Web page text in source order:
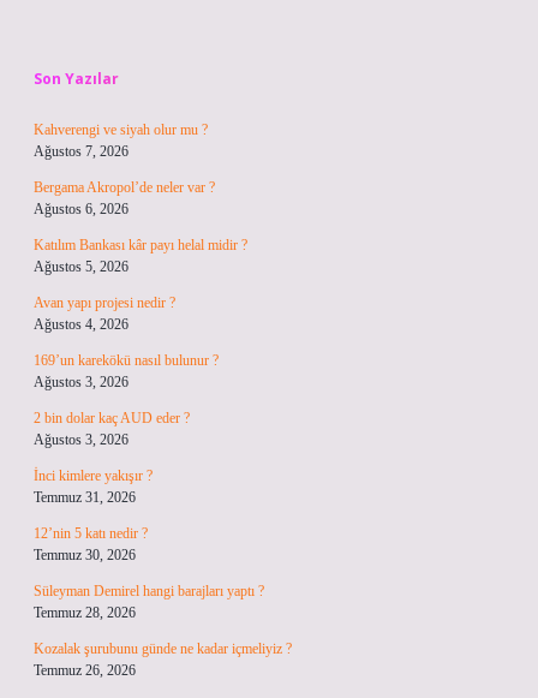
Son Yazılar
Kahverengi ve siyah olur mu ?
Ağustos 7, 2026
Bergama Akropol’de neler var ?
Ağustos 6, 2026
Katılım Bankası kâr payı helal midir ?
Ağustos 5, 2026
Avan yapı projesi nedir ?
Ağustos 4, 2026
169’un karekökü nasıl bulunur ?
Ağustos 3, 2026
2 bin dolar kaç AUD eder ?
Ağustos 3, 2026
İnci kimlere yakışır ?
Temmuz 31, 2026
12’nin 5 katı nedir ?
Temmuz 30, 2026
Süleyman Demirel hangi barajları yaptı ?
Temmuz 28, 2026
Kozalak şurubunu günde ne kadar içmeliyiz ?
Temmuz 26, 2026